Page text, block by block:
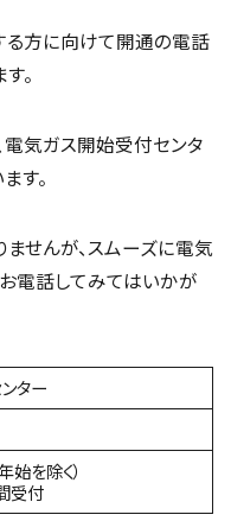
る方に向けて開通の電話
。
気ガス開始受付センタ
す。
せんが、スムーズに電気
電話してみてはいかが
ター
始を除く）
受付